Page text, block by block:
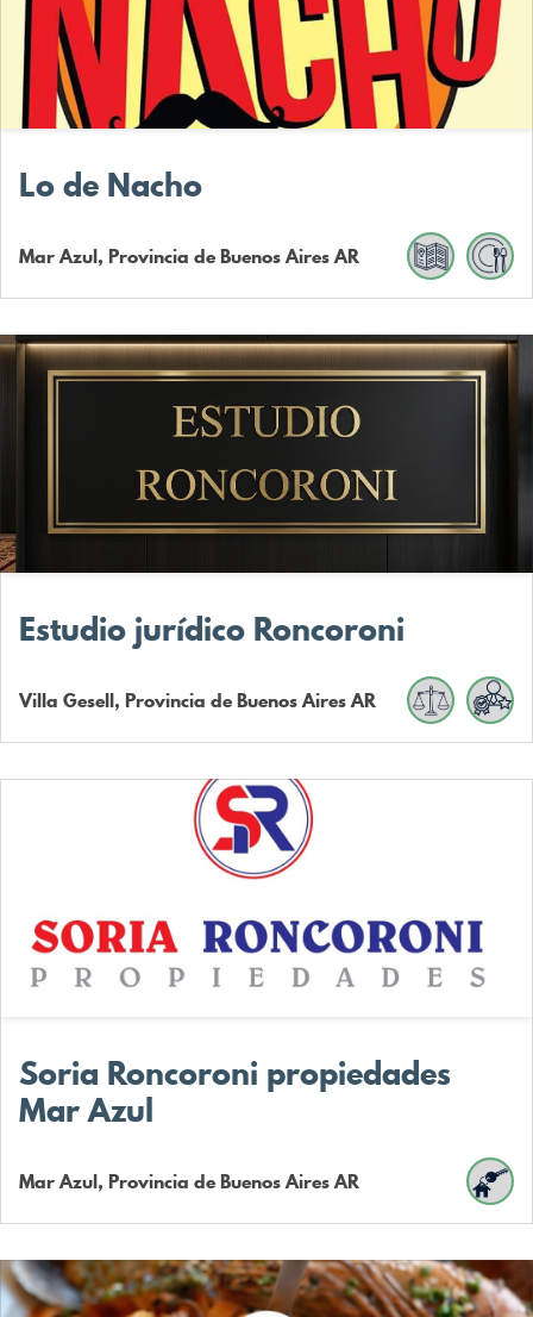
Lo de Nacho
Mar Azul, Provincia de Buenos AiresAR
Estudio jurídico Roncoroni
Villa Gesell, Provincia de Buenos AiresAR
Soria Roncoroni propiedades
Mar Azul
Mar Azul, Provincia de Buenos AiresAR